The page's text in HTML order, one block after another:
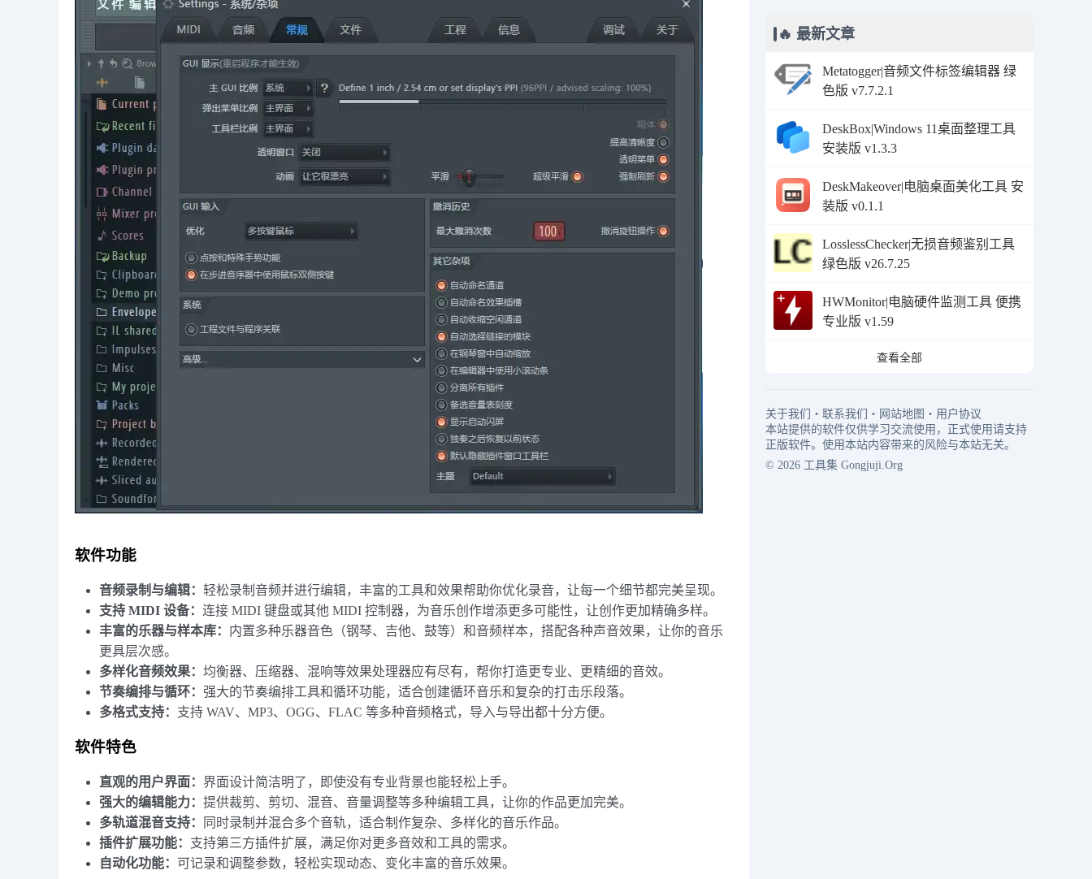
软件功能
音频录制与编辑： 轻松录制音频并进行编辑，丰富的工具和效果帮助你优化录音，让每一个细节都完美呈现。
支持 MIDI 设备： 连接 MIDI 键盘或其他 MIDI 控制器，为音乐创作增添更多可能性，让创作更加精确多样。
丰富的乐器与样本库： 内置多种乐器音色（钢琴、吉他、鼓等）和音频样本，搭配各种声音效果，让你的音乐
更具层次感。
多样化音频效果： 均衡器、压缩器、混响等效果处理器应有尽有，帮你打造更专业、更精细的音效。
节奏编排与循环： 强大的节奏编排工具和循环功能，适合创建循环音乐和复杂的打击乐段落。
多格式支持： 支持 WAV、MP3、OGG、FLAC 等多种音频格式，导入与导出都十分方便。
软件特色
直观的用户界面： 界面设计简洁明了，即使没有专业背景也能轻松上手。
强大的编辑能力： 提供裁剪、剪切、混音、音量调整等多种编辑工具，让你的作品更加完美。
多轨道混音支持：
同时录制并混合多个音轨，适合制作复杂、多样化的音乐作品。
插件扩展功能： 支持第三方插件扩展，满足你对更多音效和工具的需求。
自动化功能： 可记录和调整参数，轻松实现动态、变化丰富的音乐效果。
🔥 最新文章
Metatogger|音频文件标签编辑器 绿
色版 v7.7.2.1
DeskBox|Windows 11桌面整理工具
安装版 v1.3.3
DeskMakeover|电脑桌面美化工具 安
装版 v0.1.1
LosslessChecker|无损音频鉴别工具
绿色版 v26.7.25
HWMonitor|电脑硬件监测工具 便携
专业版 v1.59
查看全部
关于我们 ・ 联系我们 ・ 网站地图 ・ 用户协议
本站提供的软件仅供学习交流使用，正式使用请支持
正版软件。使用本站内容带来的风险与本站无关。
© 2026 工具集 Gongjuji.Org